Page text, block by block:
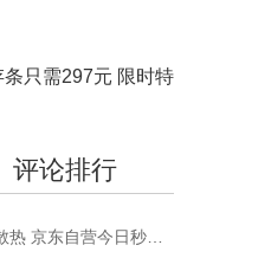
只需297元 限时特
评论排行
金百达 32GB DDR5 6000 马甲散热 京东自营今日秒杀只要2459元